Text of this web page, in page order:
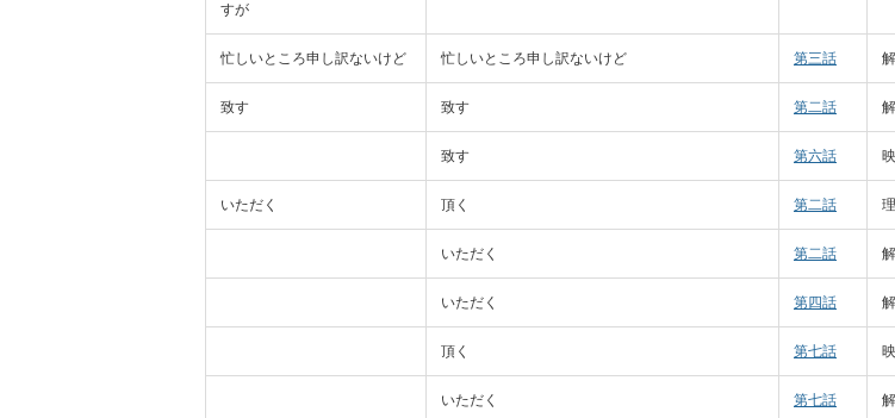
すが
忙しいところ申し訳ないけど 忙しいところ申し訳ないけど 第三話
致す 致す 第二話
致す 第六話
いただく 頂く 第二話
いただく 第二話
いただく 第四話
頂く 第七話
いただく 第七話